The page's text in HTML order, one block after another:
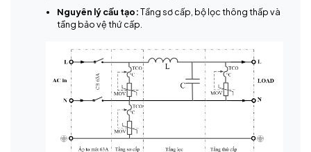
Nguyên lý cấu tạo:Tầng sơ cấp, bộ lọc thông thấp và
tầng bảo vệ thứ cấp.